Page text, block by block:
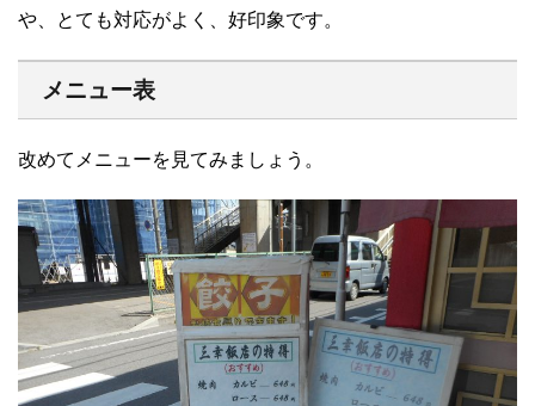
や、とても対応がよく、好印象です。
メニュー表
改めてメニューを見てみましょう。